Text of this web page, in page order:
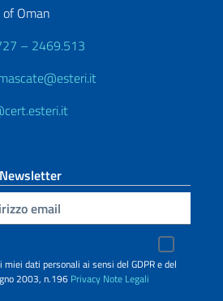
Oman
– 2469.513
dati personali ai sensi del GDPR e del
2003, n.196 Privacy Note Legali